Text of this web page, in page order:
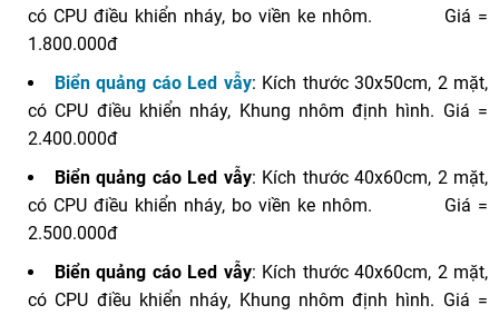
có CPU điều khiển nháy, bo viền ke nhôm. Giá =
1.800.000đ
Biển quảng cáo Led vẫy: Kích thước 30x50cm, 2 mặt,
có CPU điều khiển nháy, Khung nhôm định hình. Giá =
2.400.000đ
Biển quảng cáo Led vẫy: Kích thước 40x60cm, 2 mặt,
có CPU điều khiển nháy, bo viền ke nhôm. Giá =
2.500.000đ
Biển quảng cáo Led vẫy: Kích thước 40x60cm, 2 mặt,
có CPU điều khiển nháy, Khung nhôm định hình. Giá =